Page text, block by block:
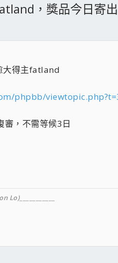
，獎品今日寄出
大得主fatland
phpbb/
審，不需等候3日
Lo)___________